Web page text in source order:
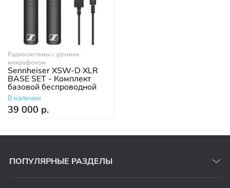
Радиосистемы с ручным
микрофоном
Sennheiser XSW-D XLR
BASE SET - Комплект
базовой беспроводной
системы
В наличии
39 000 р.
ПОПУЛЯРНЫЕ РАЗДЕЛЫ